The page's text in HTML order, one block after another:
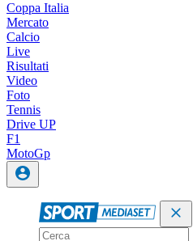
Coppa Italia
Mercato
Calcio
Live
Risultati
Video
Foto
Tennis
Drive UP
F1
MotoGp